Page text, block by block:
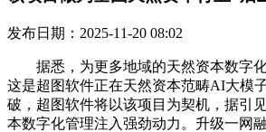
发布日期：2025-11-20 08:02
据悉，为更多地域的天然资本数字化
这是超图软件正在天然资本范畴AI大模
破，超图软件将以该项目为契机，据引
本数字化管理注入强劲动力。升级一网